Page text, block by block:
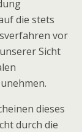
die stets
vor
Sicht
dieses
durch die